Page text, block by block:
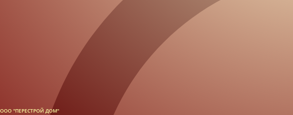
ООО "ПЕРЕСТРОЙ ДОМ"